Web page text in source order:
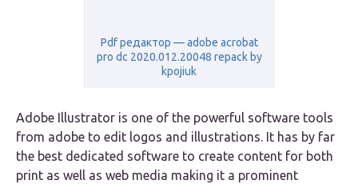
Pdf редактор — adobe acrobat
pro dc 2020.012.20048 repack by
kpojiuk
Adobe Illustrator is one of the powerful software tools
from adobe to edit logos and illustrations. It has by far
the best dedicated software to create content for both
print as well as web media making it a prominent